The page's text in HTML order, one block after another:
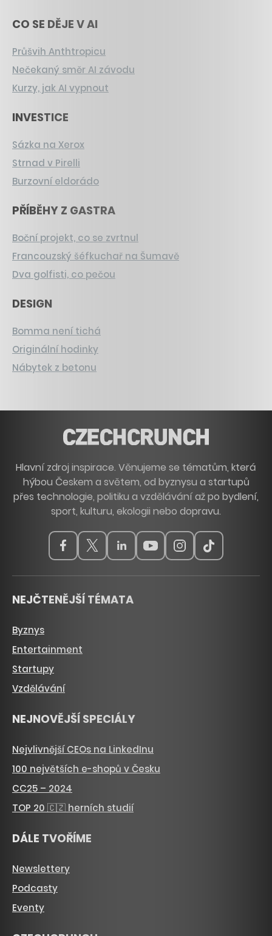
CO SE DĚJE V AI
Průšvih Anthtropicu
Nečekaný směr AI závodu
Kurzy, jak AI vypnout
INVESTICE
Sázka na Xerox
Strnad v Pirelli
Burzovní eldorádo
PŘÍBĚHY Z GASTRA
Boční projekt, co se zvrtnul
Francouzský šéfkuchař na Šumavě
Dva golfisti, co pečou
DESIGN
Bomma není tichá
Originální hodinky
Nábytek z betonu
Hlavní zdroj inspirace. Věnujeme se tématům, která
hýbou Českem a světem, od byznysu a startupů
přes technologie, politiku a vzdělávání až po bydlení,
sport, kulturu, ekologii nebo dopravu.
NEJČTENĚJŠÍ TÉMATA
Byznys
Entertainment
Startupy
Vzdělávání
NEJNOVĚJŠÍ SPECIÁLY
Nejvlivnější CEOs na LinkedInu
100 největších e-shopů v Česku
CC25 – 2024
TOP 20 🇨🇿 herních studií
DÁLE TVOŘÍME
Newslettery
Podcasty
Eventy